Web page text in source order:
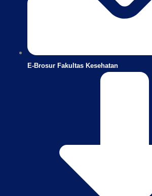
E-Brosur Fakultas Kesehatan